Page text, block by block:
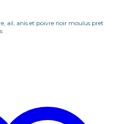
ail, anis et poivre noir moulus pret